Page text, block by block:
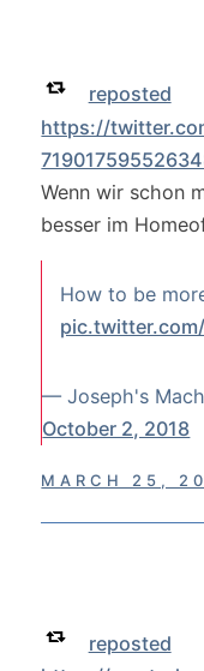
reposted
https://
Wenn wir schon
besser im
How to be
— Joseph's
October 2, 2018
MARCH 25,
reposted